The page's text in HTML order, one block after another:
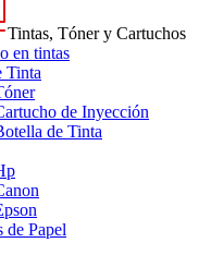
Tintas, Tóner y Cartuchos
en tintas
Tinta
de Inyección
de Tinta
de Papel